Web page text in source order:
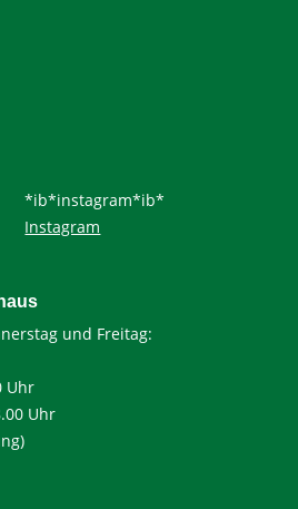
*ib*instagram*ib*
Instagram
und Freitag:
Uhr
Uhr